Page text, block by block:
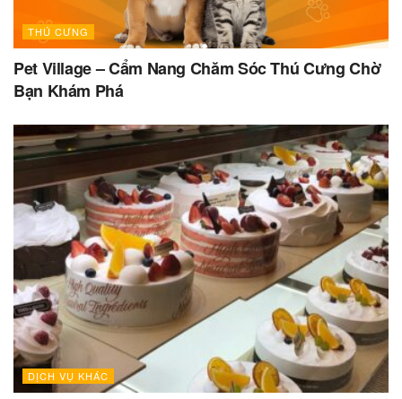
THÚ CƯNG
Pet Village – Cẩm Nang Chăm Sóc Thú Cưng Chờ
Bạn Khám Phá
DỊCH VỤ KHÁC